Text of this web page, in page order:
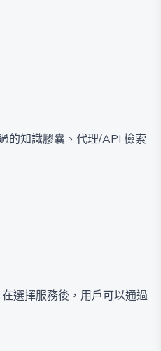
的知識膠囊、代理/API 檢索
選擇服務後，用戶可以通過